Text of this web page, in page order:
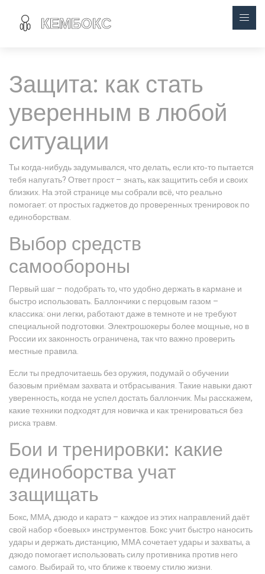
Защита: как стать
уверенным в любой
ситуации
Ты когда‑нибудь задумывался, что делать, если кто‑то пытается
тебя напугать? Ответ прост – знать, как защитить себя и своих
близких. На этой странице мы собрали всё, что реально
помогает: от простых гаджетов до проверенных тренировок по
единоборствам.
Выбор средств
самообороны
Первый шаг – подобрать то, что удобно держать в кармане и
быстро использовать. Баллончики с перцовым газом –
классика: они легки, работают даже в темноте и не требуют
специальной подготовки. Электрошокеры более мощные, но в
России их законность ограничена, так что важно проверить
местные правила.
Если ты предпочитаешь без оружия, подумай о обучении
базовым приёмам захвата и отбрасывания. Такие навыки дают
уверенность, когда не успел достать баллончик. Мы расскажем,
какие техники подходят для новичка и как тренироваться без
риска травм.
Бои и тренировки: какие
единоборства учат
защищать
Бокс, ММА, дзюдо и каратэ – каждое из этих направлений даёт
свой набор «боевых» инструментов. Бокс учит быстро наносить
удары и держать дистанцию, ММА сочетает удары и захваты, а
дзюдо помогает использовать силу противника против него
самого. Выбирай то, что ближе к твоему стилю жизни.